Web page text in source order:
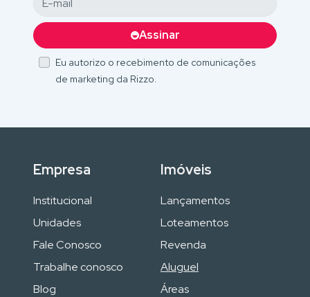
Assinar
Eu autorizo o recebimento de comunicações
de marketing da Rizzo.
Empresa
Institucional
Unidades
Fale Conosco
Trabalhe conosco
Blog
Imóveis
Lançamentos
Loteamentos
Revenda
Aluguel
Áreas